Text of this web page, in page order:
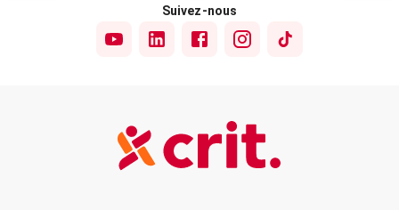
Suivez-nous